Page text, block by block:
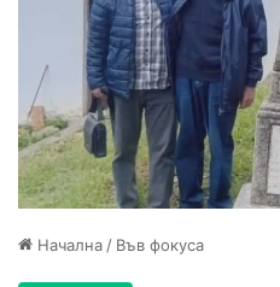
Начална/ Във фокуса